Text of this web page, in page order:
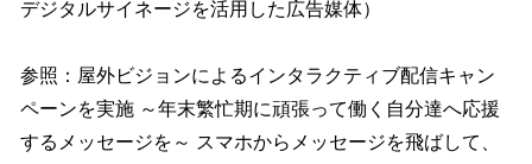
デジタルサイネージを活用した広告媒体）
参照：屋外ビジョンによるインタラクティブ配信キャン
ペーンを実施 ～年末繁忙期に頑張って働く自分達へ応援
するメッセージを～ スマホからメッセージを飛ばして、